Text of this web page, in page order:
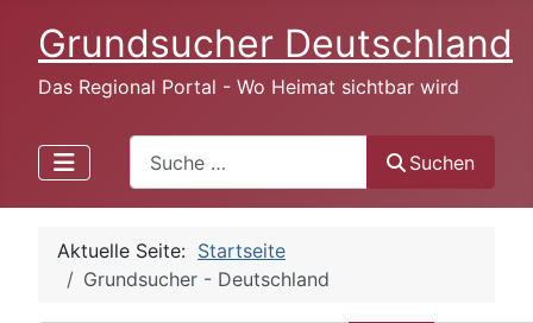
Grundsucher Deutschland
Das Regional Portal - Wo Heimat sichtbar wird
Suchen
Aktuelle Seite: Startseite
Grundsucher - Deutschland